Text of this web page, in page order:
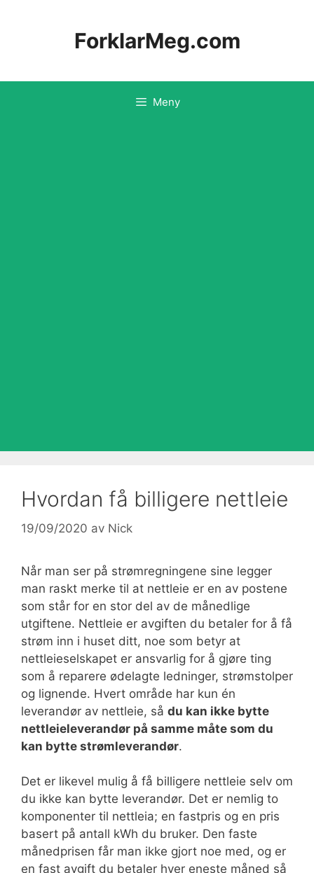
ForklarMeg.com
Meny
Hvordan få billigere nettleie
19/09/2020 av Nick
Når man ser på strømregningene sine legger
man raskt merke til at nettleie er en av postene
som står for en stor del av de månedlige
utgiftene. Nettleie er avgiften du betaler for å få
strøm inn i huset ditt, noe som betyr at
nettleieselskapet er ansvarlig for å gjøre ting
som å reparere ødelagte ledninger, strømstolper
og lignende. Hvert område har kun én
leverandør av nettleie, så du kan ikke bytte
nettleieleverandør på samme måte som du
kan bytte strømleverandør.
Det er likevel mulig å få billigere nettleie selv om
du ikke kan bytte leverandør. Det er nemlig to
komponenter til nettleia; en fastpris og en pris
basert på antall kWh du bruker. Den faste
månedprisen får man ikke gjort noe med, og er
en fast avgift du betaler hver eneste måned så